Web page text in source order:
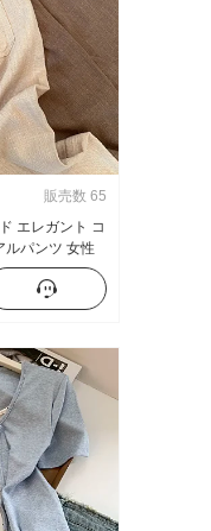
販売数 65
エレガント コ
ルパンツ 女性
フィット スリ
パンツ